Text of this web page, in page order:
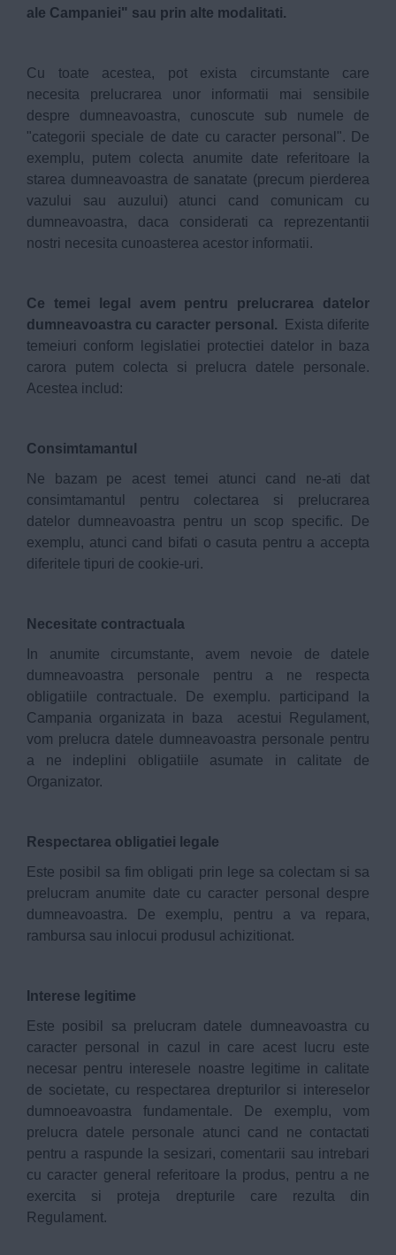
ale Campaniei" sau prin alte modalitati.
Cu toate acestea, pot exista circumstante care
necesita prelucrarea unor informatii mai sensibile
despre dumneavoastra, cunoscute sub numele de
"categorii speciale de date cu caracter personal". De
exemplu, putem colecta anumite date referitoare la
starea dumneavoastra de sanatate (precum pierderea
vazului sau auzului) atunci cand comunicam cu
dumneavoastra, daca considerati ca reprezentantii
nostri necesita cunoasterea acestor informatii.
Ce temei legal avem pentru prelucrarea datelor
dumneavoastra cu caracter personal.
Exista diferite
temeiuri conform legislatiei protectiei datelor in baza
carora putem colecta si prelucra datele personale.
Acestea includ:
Consimtamantul
Ne bazam pe acest temei atunci cand ne-ati dat
consimtamantul pentru colectarea si prelucrarea
datelor dumneavoastra pentru un scop specific. De
exemplu, atunci cand bifati o casuta pentru a accepta
diferitele tipuri de cookie-uri.
Necesitate contractuala
In anumite circumstante, avem nevoie de datele
dumneavoastra personale pentru a ne respecta
obligatiile contractuale. De exemplu. participand la
Campania organizata in baza acestui Regulament,
vom prelucra datele dumneavoastra personale pentru
a ne indeplini obligatiile asumate in calitate de
Organizator.
Respectarea obligatiei legale
Este posibil sa fim obligati prin lege sa colectam si sa
prelucram anumite date cu caracter personal despre
dumneavoastra. De exemplu, pentru a va repara,
rambursa sau inlocui produsul achizitionat.
Interese legitime
Este posibil sa prelucram datele dumneavoastra cu
caracter personal in cazul in care acest lucru este
necesar pentru interesele noastre legitime in calitate
de societate, cu respectarea drepturilor si intereselor
dumnoeavoastra fundamentale. De exemplu, vom
prelucra datele personale atunci cand ne contactati
pentru a raspunde la sesizari, comentarii sau intrebari
cu caracter general referitoare la produs, pentru a ne
exercita si proteja drepturile care rezulta din
Regulament.